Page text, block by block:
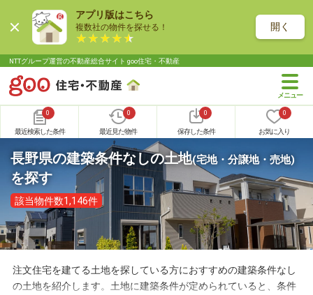
アプリ版はこちら
複数社の物件を探せる！ 開く
NTTグループ運営の不動産総合サイト goo住宅・不動産
0
最近検索した条件
0
最近見た物件
0
保存した条件
0
お気に入り
長野県の建築条件なしの土地(宅地・分譲地・売地)
を探す
該当物件数1,146件
注文住宅を建てる土地を探している方におすすめの建築条件なし
の土地を紹介します。土地に建築条件が定められていると、条件